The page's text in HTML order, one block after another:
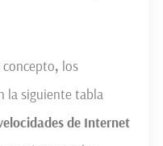
concepto, los
la siguiente tabla
de Internet